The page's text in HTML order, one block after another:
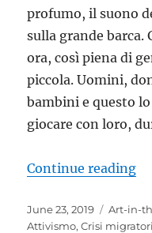
profumo, il suono
sulla grande barca.
ora, così piena di
piccola. Uomini,
bambini e questo
giocare con loro,
Continue reading
Posted
on
June 23, 2019 Art-in-
Attivismo,Crisi